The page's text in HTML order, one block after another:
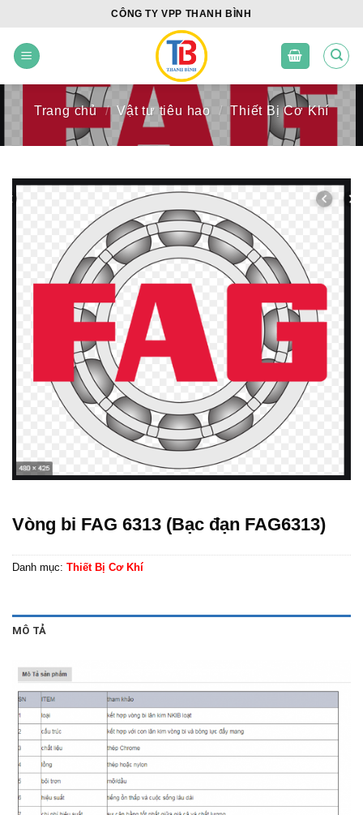
content
CÔNG TY VPP THANH BÌNH
Trang chủ / Vật tư tiêu hao / Thiết Bị Cơ Khí
Vòng bi FAG 6313 (Bạc đạn FAG6313)
Danh mục: Thiết Bị Cơ Khí
MÔ TẢ